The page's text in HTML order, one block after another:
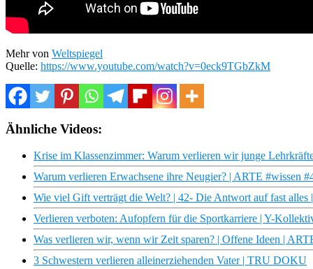
Mehr von Weltspiegel
Quelle: https://www.youtube.com/watch?v=0eck9TGbZkM
Ähnliche Videos:
Krise im Klassenzimmer: Warum verlieren wir junge
Warum verlieren Erwachsene ihre Neugier? | ARTE #wissen
Wie viel Gift verträgt die Welt? | 42- Die Antwort auf fast alles
Verlieren verboten: Aufopfern für die Sportkarriere | Y-
Was verlieren wir, wenn wir Zeit sparen? | Offene Ideen |
3 Schwestern verlieren alleinerziehenden Vater | TRU DOKU